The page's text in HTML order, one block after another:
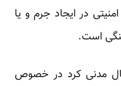
در ایجاد جرم و یا
است.
مدنی کرد در خصوص